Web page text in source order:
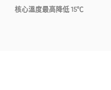
核心溫度最高降低 15℃